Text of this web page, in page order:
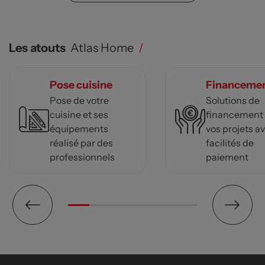
Les atouts Atlas Home /
Pose cuisine
Pose de votre
cuisine et ses
équipements
réalisé par des
professionnels
Solutions de
financement
vos projets
facilités de
paiement